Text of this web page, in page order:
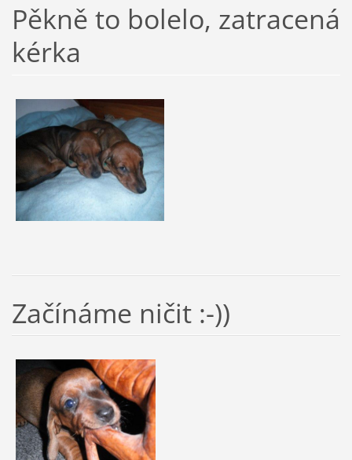
Pěkně to bolelo, zatracená
kérka
Začínáme ničit :-))